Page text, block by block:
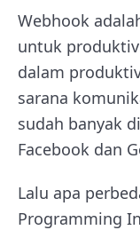
Webhook
untuk
dalam
sarana
sudah banyak
Facebook dan
Lalu apa
Programming